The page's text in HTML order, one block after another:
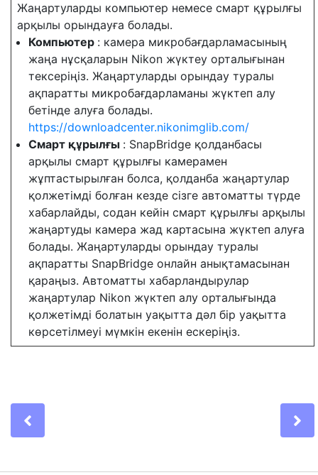
Жаңартуларды компьютер немесе смарт құрылғы
арқылы орындауға болады.
Компьютер : камера микробағдарламасының
жаңа нұсқаларын Nikon жүктеу орталығынан
тексеріңіз. Жаңартуларды орындау туралы
ақпаратты микробағдарламаны жүктеп алу
бетінде алуға болады.
https://downloadcenter.nikonimglib.com/
Смарт құрылғы : SnapBridge қолданбасы
арқылы смарт құрылғы камерамен
жұптастырылған болса, қолданба жаңартулар
қолжетімді болған кезде сізге автоматты түрде
хабарлайды, содан кейін смарт құрылғы арқылы
жаңартуды камера жад картасына жүктеп алуға
болады. Жаңартуларды орындау туралы
ақпаратты SnapBridge онлайн анықтамасынан
қараңыз. Автоматты хабарландырулар
жаңартулар Nikon жүктеп алу орталығында
қолжетімді болатын уақытта дәл бір уақытта
көрсетілмеуі мүмкін екенін ескеріңіз.